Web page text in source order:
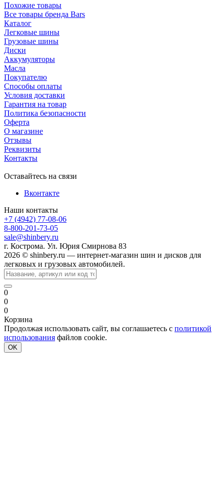
Похожие товары
Все товары бренда Bars
Каталог
Легковые шины
Грузовые шины
Диски
Аккумуляторы
Масла
Покупателю
Способы оплаты
Условия доставки
Гарантия на товар
Политика безопасности
Оферта
О магазине
Отзывы
Реквизиты
Контакты
Оставайтесь на связи
Вконтакте
Наши контакты
+7 (4942) 77-08-06
8-800-201-73-05
sale@shinbery.ru
г. Кострома. Ул. Юрия Смирнова 83
2026 © shinbery.ru — интернет-магазин шин и дисков для
легковых и грузовых автомобилей.
0
0
0
Корзина
Продолжая использовать сайт, вы соглашаетесь с политикой
использования файлов cookie.
OK